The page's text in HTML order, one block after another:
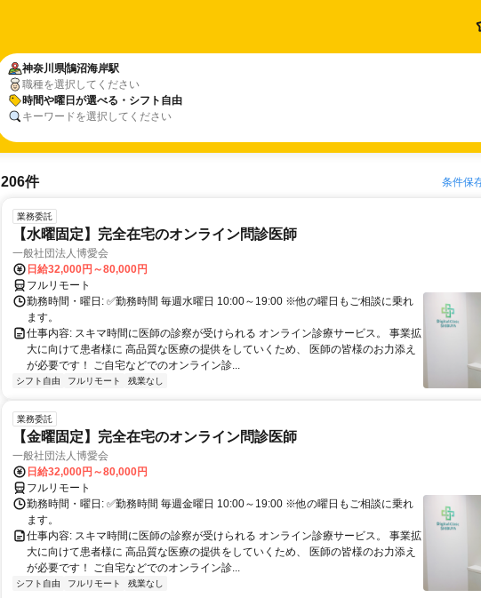
神奈川県鵠沼海岸駅
職種を選択してください
時間や曜日が選べる・シフト自由
キーワードを選択してください
206件 条件保
業務委託
【水曜固定】完全在宅のオンライン問診医師
一般社団法人博愛会
日給32,000円～80,000円
フルリモート
勤務時間・曜日: ✅勤務時間 毎週水曜日 10:00～19:00 ※他の曜日もご相談に乗れ
ます。
仕事内容: スキマ時間に医師の診察が受けられる オンライン診療サービス。 事業拡
大に向けて患者様に 高品質な医療の提供をしていくため、 医師の皆様のお力添え
が必要です！ ご自宅などでのオンライン診...
シフト自由 フルリモート 残業なし
業務委託
【金曜固定】完全在宅のオンライン問診医師
一般社団法人博愛会
日給32,000円～80,000円
フルリモート
勤務時間・曜日: ✅勤務時間 毎週金曜日 10:00～19:00 ※他の曜日もご相談に乗れ
ます。
仕事内容: スキマ時間に医師の診察が受けられる オンライン診療サービス。 事業拡
大に向けて患者様に 高品質な医療の提供をしていくため、 医師の皆様のお力添え
が必要です！ ご自宅などでのオンライン診...
シフト自由 フルリモート 残業なし